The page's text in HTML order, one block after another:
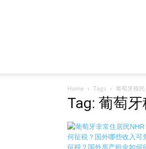
Home Tags 葡萄牙移民
Tag: 葡萄牙